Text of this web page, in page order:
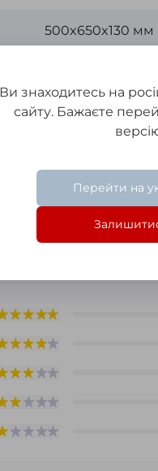
500x650x130 мм
Украина
Seria A
Ви знаходитесь на
сайту. Бажаєте
Перейти на